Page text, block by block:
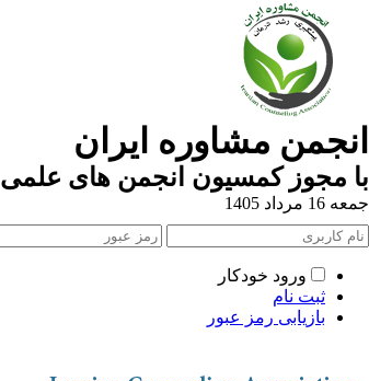
انجمن مشاوره ایران
با مجوز کمسیون انجمن های علمی
جمعه 16 مرداد 1405
ورود خودکار
ثبت نام
بازیابی رمز عبور